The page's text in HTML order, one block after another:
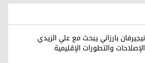
نيجيرفان بارزاني يبحث مع علي الزيدي
الإصلاحات والتطورات الإقليمية